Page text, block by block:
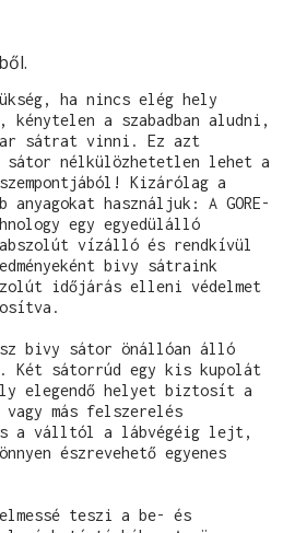
ha nincs elég hely
kénytelen a szabadban aludni,
sátrat vinni. Ez azt
nélkülözhetetlen lehet a
Kizárólag a
használjuk: A GORE-
egy egyedülálló
vízálló és rendkívül
bivy sátraink
időjárás elleni védelmet
bivy sátor önállóan álló
Két sátorrúd egy kis kupolát
elegendő helyet biztosít a
vagy más felszerelés
a válltól a lábvégéig lejt,
észrevehető egyenes
teszi a be- és